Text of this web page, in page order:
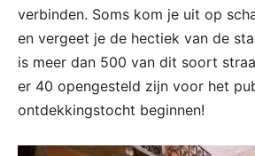
verbinden. Soms kom je uit op
en vergeet je de hectiek van de
is meer dan 500 van dit soort
er 40 opengesteld zijn voor het
ontdekkingstocht beginnen!